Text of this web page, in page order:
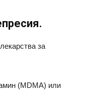
за
(MDMA) или